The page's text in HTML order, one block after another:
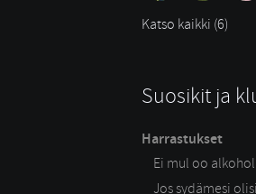
Katso kaikki (6)
Suosikit ja
Harrastukset
Ei mul oo
Jos sydämesi